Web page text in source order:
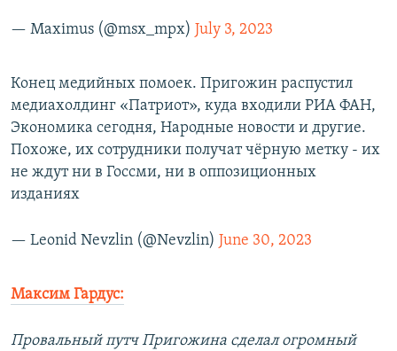
— Maximus (@msx_mpx) July 3, 2023
Конец медийных помоек. Пригожин распустил
медиахолдинг «Патриот», куда входили РИА ФАН,
Экономика сегодня, Народные новости и другие.
Похоже, их сотрудники получат чёрную метку - их
не ждут ни в Госсми, ни в оппозиционных
изданиях
— Leonid Nevzlin (@Nevzlin) June 30, 2023
Максим Гардус:
Провальный путч Пригожина сделал огромный